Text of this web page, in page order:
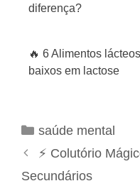
diferença?
🔥 6 Alimentos
baixos em lactose
C
a
saúde mental
N
a
⚡ Colutório
Secundários